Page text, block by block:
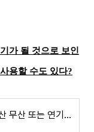
가 될 것으로 보인
용할 수도 있다?
Apple 커스텀 Wifi 칩 생산 무산 또는 연기가 될 것으로 보인다는 소식과 다음 WiFi 6E 는 Broadcom 사용